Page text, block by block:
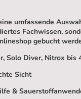
umfassende
Fachwissen,
gebucht
Solo Diver, Nitrox bis
Sicht
&